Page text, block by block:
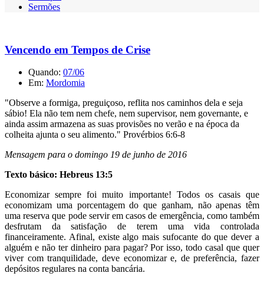
Sermões
Vencendo em Tempos de Crise
Quando: 07/06
Em: Mordomia
"Observe a formiga, preguiçoso, reflita nos caminhos dela e seja
sábio! Ela não tem nem chefe, nem supervisor, nem governante, e
ainda assim armazena as suas provisões no verão e na época da
colheita ajunta o seu alimento." Provérbios 6:6-8
Mensagem para o domingo 19 de junho de 2016
Texto básico: Hebreus 13:5
Economizar sempre foi muito importante! Todos os casais que
economizam uma porcentagem do que ganham, não apenas têm
uma reserva que pode servir em casos de emergência, como também
desfrutam da satisfação de terem uma vida controlada
financeiramente. Afinal, existe algo mais sufocante do que dever a
alguém e não ter dinheiro para pagar? Por isso, todo casal que quer
viver com tranquilidade, deve economizar e, de preferência, fazer
depósitos regulares na conta bancária.